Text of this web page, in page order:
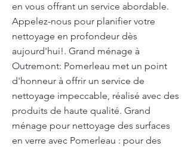
en vous offrant un service abordable.
Appelez-nous pour planifier votre
nettoyage en profondeur dès
aujourd'hui!. Grand ménage à
Outremont: Pomerleau met un point
d'honneur à offrir un service de
nettoyage impeccable, réalisé avec des
produits de haute qualité. Grand
ménage pour nettoyage des surfaces
en verre avec Pomerleau : pour des